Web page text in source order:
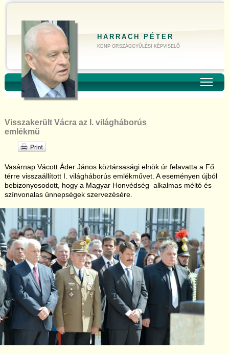
HARRACH PÉTER
KDNP ORSZÁGGYŰLÉSI KÉPVISELŐ
Visszakerült Vácra az I. világháborús
emlékmű
Vasárnap Vácott Áder János köztársasági elnök úr felavatta a Fő
térre visszaállított I. világháborús emlékművet. A eseményen újból
bebizonyosodott, hogy a Magyar Honvédség alkalmas méltó és
színvonalas ünnepségek szervezésére.